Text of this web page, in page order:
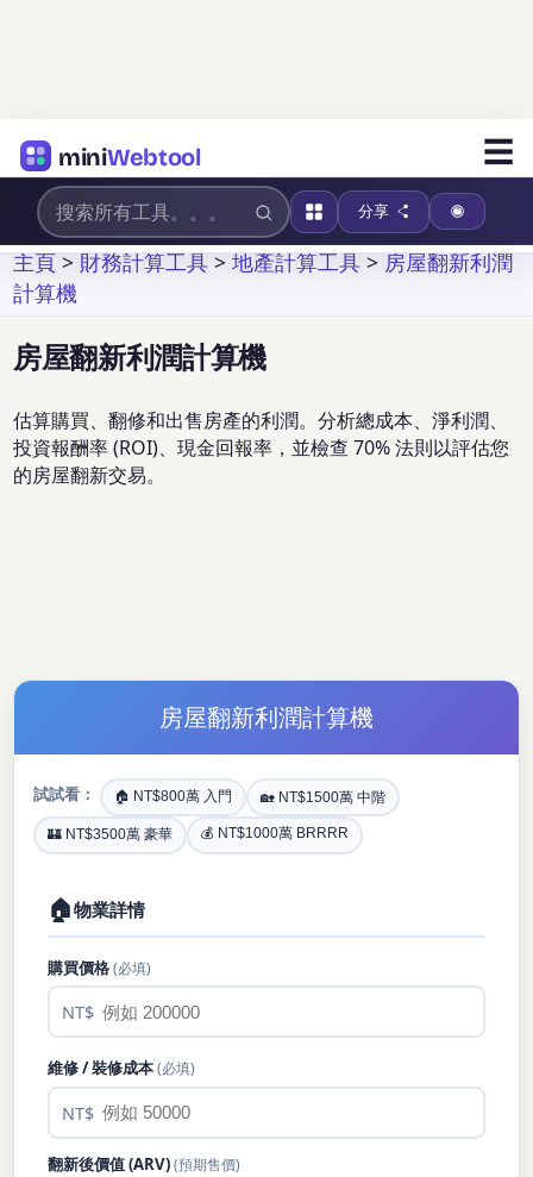
miniWebtool ☰
分享
主頁>財務計算工具>地產計算工具>房屋翻新利潤
計算機
房屋翻新利潤計算機
估算購買、翻修和出售房產的利潤。分析總成本、淨利潤、
投資報酬率 (ROI)、現金回報率，並檢查 70% 法則以評估您
的房屋翻新交易。
房屋翻新利潤計算機
試試看： 🏠 NT$800萬 入門 🏡 NT$1500萬 中階
🏰 NT$3500萬 豪華 💰 NT$1000萬 BRRRR
🏠物業詳情
購買價格(必填)
NT$
維修 / 裝修成本(必填)
NT$
翻新後價值 (ARV)(預期售價)